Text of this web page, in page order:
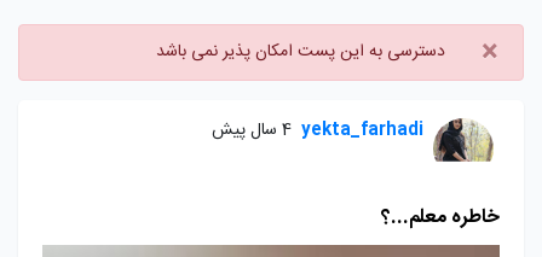
× دسترسی به این پست امکان پذیر نمی باشد
yekta_farhadi 4 سال پیش
خاطره معلم...؟